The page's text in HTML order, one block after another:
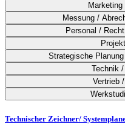
Messung /
Personal /
Strategische
Technik
Vertrieb
Technischer Zeichner/